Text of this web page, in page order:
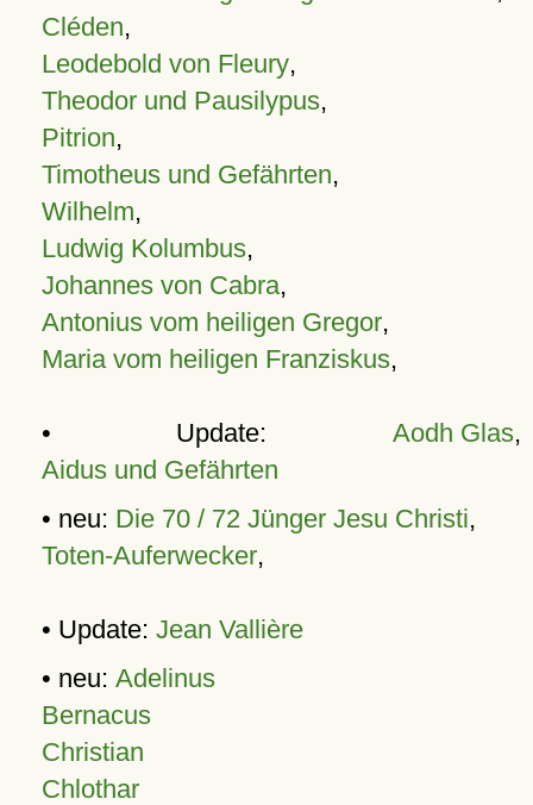
Cléden,
Leodebold von Fleury,
Theodor und Pausilypus,
Pitrion,
Timotheus und Gefährten,
Wilhelm,
Ludwig Kolumbus,
Johannes von Cabra,
Antonius vom heiligen Gregor,
Maria vom heiligen Franziskus,
• Update: Aodh Glas,
Aidus und Gefährten
• neu: Die 70 / 72 Jünger Jesu Christi,
Toten-Auferwecker,
• Update: Jean Vallière
• neu: Adelinus
Bernacus
Christian
Chlothar